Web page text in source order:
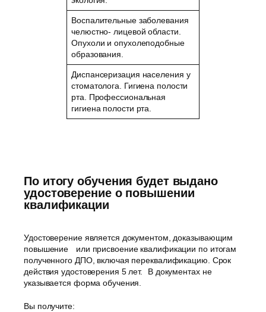
Воспалительные заболевания
челюстно- лицевой области.
Опухоли и опухолеподобные
образования.
Диспансеризация населения у
стоматолога. Гигиена полости
рта. Профессиональная
гигиена полости рта.
По итогу обучения будет выдано
удостоверение о повышении
квалификации
Удостоверение является документом, доказывающим
повышение или присвоение квалификации по итогам
полученного ДПО, включая переквалификацию. Срок
действия удостоверения 5 лет. В документах не
указывается форма обучения.
Вы получите: